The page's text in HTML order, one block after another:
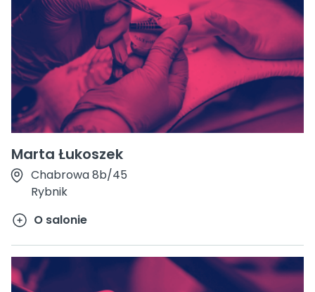
Marta Łukoszek
Chabrowa 8b/45
Rybnik
O salonie